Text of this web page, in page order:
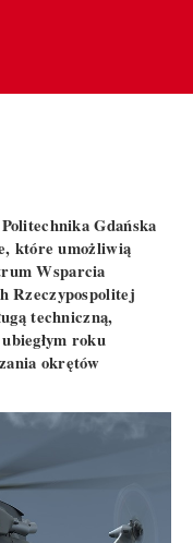
Gdańska
które umożliwią
Wsparcia
Rzeczypospolitej
techniczną,
roku
okrętów